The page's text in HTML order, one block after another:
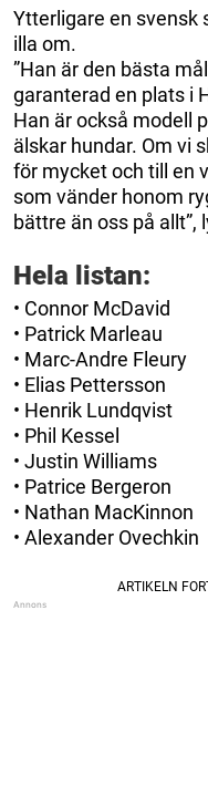
Ytterligare en svensk
illa om.
”Han är den bästa
garanterad en plats i
Han är också modell
älskar hundar. Om vi
för mycket och till en
som vänder honom
bättre än oss på
Hela listan:
• Connor McDavid
• Patrick Marleau
• Marc-Andre Fleury
• Elias Pettersson
• Henrik Lundqvist
• Phil Kessel
• Justin Williams
• Patrice Bergeron
• Nathan MacKinnon
• Alexander Ovechkin